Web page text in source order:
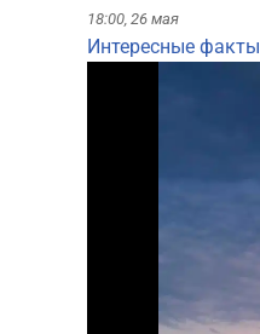
18:00, 26 мая
Интересные факты